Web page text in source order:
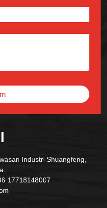
Industri Shuangfeng,
17718148007